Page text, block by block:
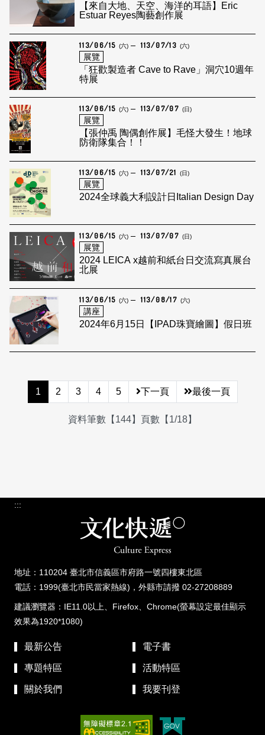
【來自大地、天空、海洋的耳語】Eric
Estuar Reyes陶藝創作展
113/06/15 (六) 113/07/13 (六)
展覽
「狂歡製造者 Cave to Rave」洞穴10週年
特展
113/06/15 (六) 113/07/07 (日)
展覽
【張仲禹 陶偶創作展】毛怪大發生！地球
防衛隊集合！！
113/06/15 (六) 113/07/21 (日)
展覽
2024全球義大利設計日Italian Design Day
113/06/15 (六) 113/07/07 (日)
展覽
2024 LEICA x越前和紙台日交流寫真展台
北展
113/06/15 (六) 113/08/17 (六)
講座
2024年6月15日【IPAD珠寶繪圖】假日班
1 2 3 4 5 下一頁 最後一頁
資料筆數【144】頁數【1/18】
:::
地址：110204 臺北市信義區市府路一號四樓東北區
電話：1999(臺北市民當家熱線)，外縣市請撥 02-27208889
建議瀏覽器：IE11.0以上、Firefox、Chrome(螢幕設定最佳顯示
效果為1920*1080)
最新公告 電子書
專題特區 活動特區
關於我們 我要刊登